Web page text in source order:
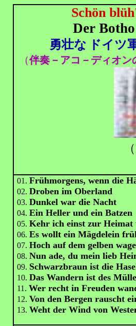
Schön
Der
勇壮な ドイツ
（伴奏－アコ－ディオン
01.Frühmorgens, wenn die
02.Droben im Oberland
03.Dunkel war die Nacht
04.Ein Heller und ein Batzen
05.Kehr ich einst zur Heimat
06.Es wollt ein Mägdelein
07.Hoch auf dem gelben
08.Nun ade, du mein lieb
09. Schwarzbraun ist die
10.Das Wandern ist des
11.Wer recht in Freuden
12.Von den Bergen rauscht
13.Weht der Wind von